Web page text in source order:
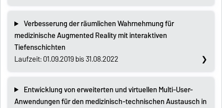
Verbesserung der räumlichen Wahrnehmung für
medizinische Augmented Reality mit interaktiven
Tiefenschichten
Laufzeit: 01.09.2019 bis 31.08.2022
Entwicklung von erweiterten und virtuellen Multi-User-
Anwendungen für den medizinisch-technischen Austausch in